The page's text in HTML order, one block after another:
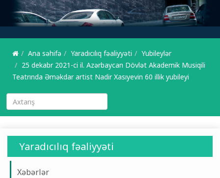
Ana səhifə Yaradıcılıq fəaliyyəti
Yubileylər
25 dekabr 2021-ci il. Azərbaycan Dövlət Akademik Musiqili
Teatrında Əməkdar artist Nadir Xasıyevin 60 illik yubileyi
Yaradıcılıq fəaliyyəti
Xəbərlər